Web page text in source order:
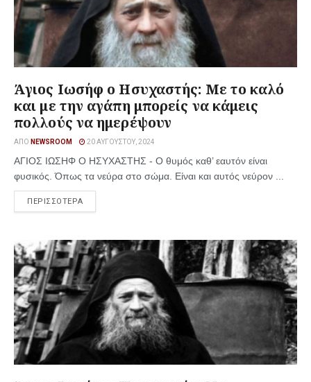
Άγιος Ιωσήφ ο Ησυχαστής: Με το καλό
και με την αγάπη μπορείς να κάμεις
πολλούς να ημερέψουν
ΑΠΌ NEWSROOM 20 ΑΥΓΟΎΣΤΟΥ, 2024
ΑΓΙΟΣ ΙΩΣΗΦ Ο ΗΣΥΧΑΣΤΗΣ - Ο θυμός καθ’ εαυτόν είναι
φυσικός. Όπως τα νεύρα στο σώμα. Είναι και αυτός νεύρον ...
ΠΕΡΙΣΣΟΤΕΡΑ